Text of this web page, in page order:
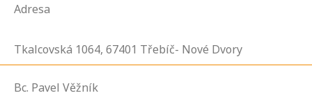
Adresa
Tkalcovská 1064, 67401 Třebíč- Nové Dvory
Bc. Pavel Věžník